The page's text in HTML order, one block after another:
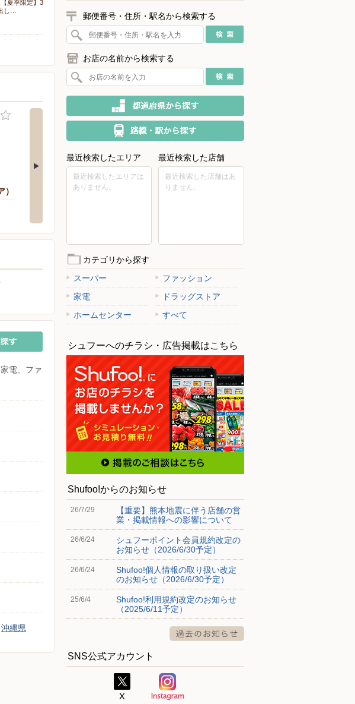
夏季限定】3
し…
nosh（ナッシュ）ヘルシー・糖質と塩
電、ファ
沖縄県
郵便番号・住所・駅名から検索する
お店の名前から検索する
最近検索したエリア
最近検索したエリアは
ありません。
最近検索した店舗
最近検索した店舗はあ
りません。
カテゴリから探す
スーパー
ファッション
家電
ドラッグストア
ホームセンター
すべて
シュフーへのチラシ・広告掲載はこちら
Shufoo!からのお知らせ
26/7/29
【重要】熊本地震に伴う店舗の営
業・掲載情報への影響について
26/6/24
シュフーポイント会員規約改定の
お知らせ（2026/6/30予定）
26/6/24
Shufoo!個人情報の取り扱い改定
のお知らせ（2026/6/30予定）
25/6/4
Shufoo!利用規約改定のお知らせ
（2025/6/11予定）
SNS公式アカウント